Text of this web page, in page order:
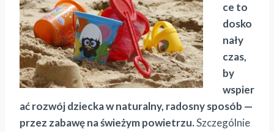
ce to
dosko
nały
czas,
by
wspier
ać rozwój dziecka w naturalny, radosny sposób —
przez zabawę na świeżym powietrzu.Szczególnie